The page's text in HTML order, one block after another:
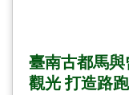
臺南古都馬
觀光 打造路